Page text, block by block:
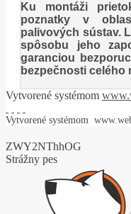
Ku montáži
poznatky v
palivových sústav.
spôsobu jeho
garanciou
bezpečnosti celého
Vytvorené systémom
Vytvorené systémom
ZWY2NThhOG
Strážny pes